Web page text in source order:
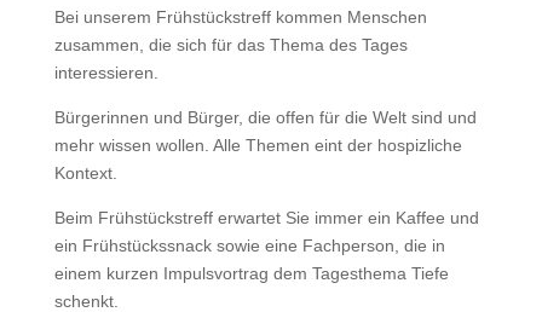
Bei unserem Frühstückstreff kommen Menschen
zusammen, die sich für das Thema des Tages
interessieren.
Bürgerinnen und Bürger, die offen für die Welt sind und
mehr wissen wollen. Alle Themen eint der hospizliche
Kontext.
Beim Frühstückstreff erwartet Sie immer ein Kaffee und
ein Frühstückssnack sowie eine Fachperson, die in
einem kurzen Impulsvortrag dem Tagesthema Tiefe
schenkt.